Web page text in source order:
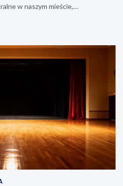
w naszym mieście,…